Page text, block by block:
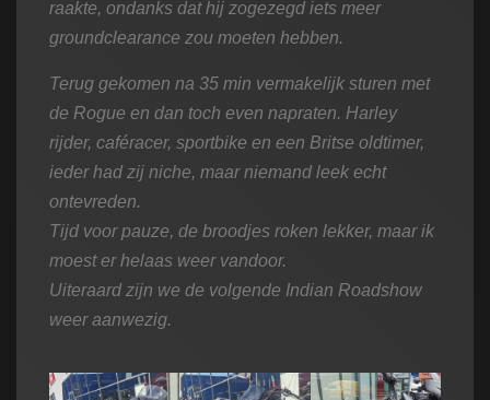
raakte, ondanks dat hij zogezegd iets meer
groundclearance zou moeten hebben.
Terug gekomen na 35 min vermakelijk sturen met
de Rogue en dan toch even napraten. Harley
rijder, caféracer, sportbike en een Britse oldtimer,
ieder had zij niche, maar niemand leek echt
ontevreden.
Tijd voor pauze, de broodjes roken lekker, maar ik
moest er helaas weer vandoor.
Uiteraard zijn we de volgende Indian Roadshow
weer aanwezig.